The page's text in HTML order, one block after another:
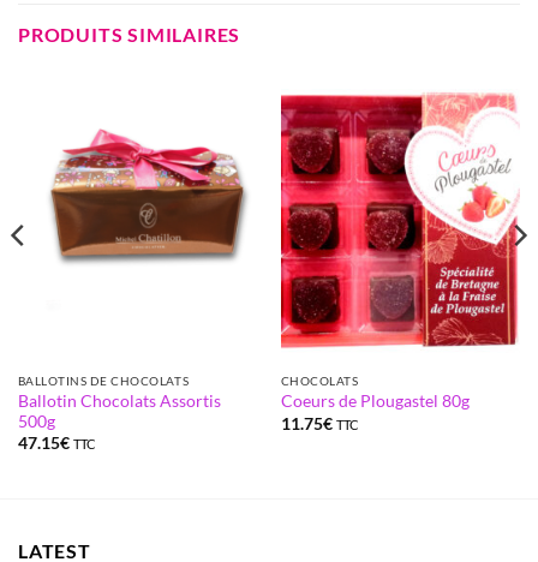
PRODUITS SIMILAIRES
BALLOTINS DE CHOCOLATS
Ballotin Chocolats Assortis
500g
47.15€ TTC
CHOCOLATS
Coeurs de Plougastel 80g
11.75€ TTC
LATEST